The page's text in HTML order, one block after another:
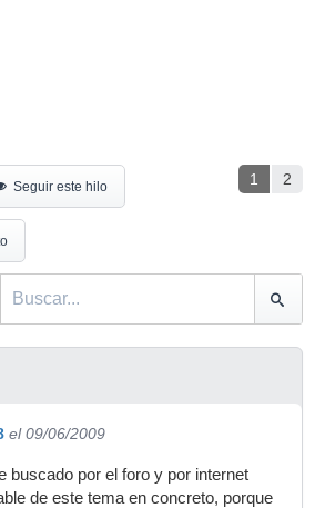
1 2
Seguir este hilo
el 09/06/2009
buscado por el foro y por internet
de este tema en concreto, porque